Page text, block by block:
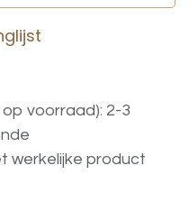
voorraad): 2-3
werkelijke product